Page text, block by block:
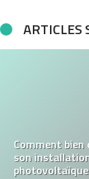
ARTICLES
Quelles sont
alternatives à
WooRank?